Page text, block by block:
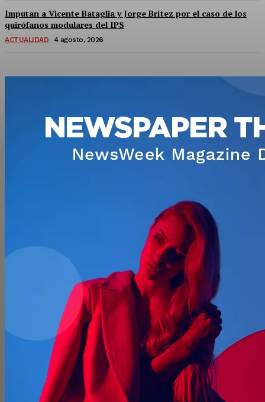
Imputan a Vicente Bataglia y Jorge Brítez por el caso de los
quirófanos modulares del IPS
ACTUALIDAD 4 agosto, 2026